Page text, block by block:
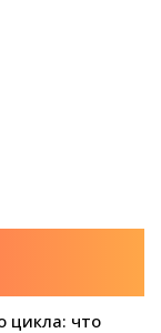
цикла: что